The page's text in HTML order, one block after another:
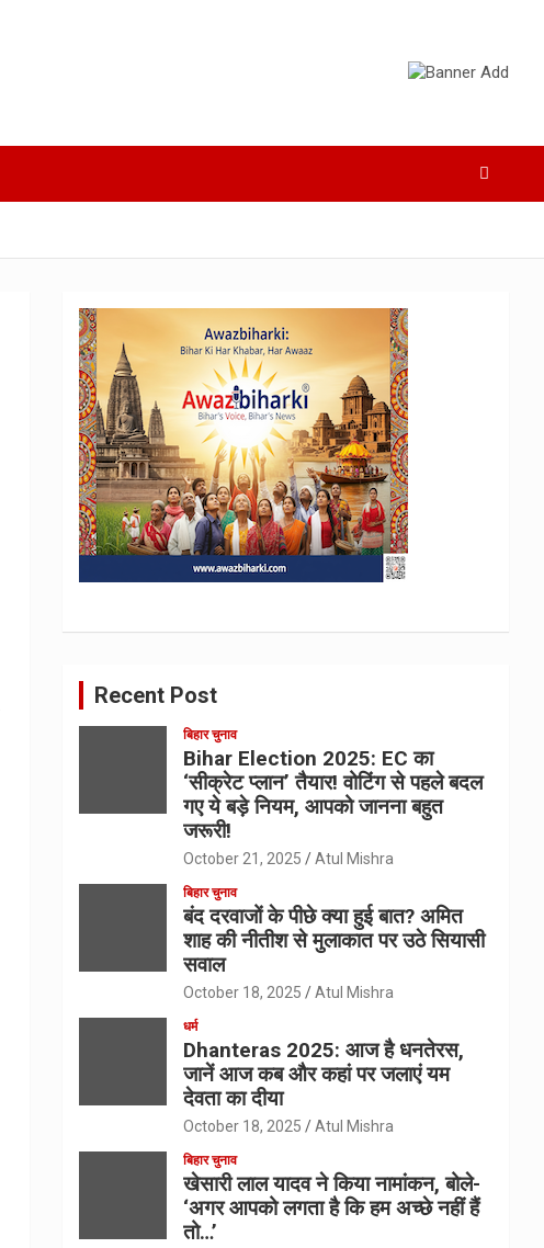
Recent Post
बिहार चुनाव
Bihar Election 2025: EC का
‘सीक्रेट प्लान’ तैयार! वोटिंग से पहले बदल
गए ये बड़े नियम, आपको जानना बहुत
जरूरी!
October 21, 2025 Atul Mishra
बिहार चुनाव
बंद दरवाजों के पीछे क्या हुई बात? अमित
शाह की नीतीश से मुलाकात पर उठे सियासी
सवाल
October 18, 2025 Atul Mishra
धर्म
Dhanteras 2025: आज है धनतेरस,
जानें आज कब और कहां पर जलाएं यम
देवता का दीया
October 18, 2025 Atul Mishra
बिहार चुनाव
खेसारी लाल यादव ने किया नामांकन, बोले-
‘अगर आपको लगता है कि हम अच्छे नहीं हैं
तो…’